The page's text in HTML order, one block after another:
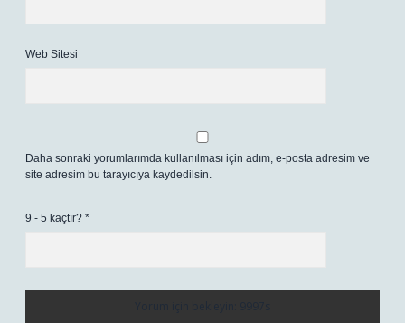
Web Sitesi
Daha sonraki yorumlarımda kullanılması için adım, e-posta adresim ve
site adresim bu tarayıcıya kaydedilsin.
9 - 5 kaçtır? *